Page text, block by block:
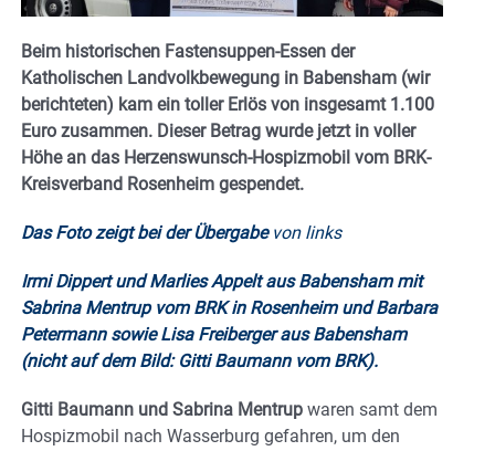
Beim historischen Fastensuppen-Essen der
Katholischen Landvolkbewegung in Babensham (wir
berichteten) kam ein toller Erlös von insgesamt 1.100
Euro zusammen. Dieser Betrag wurde jetzt in voller
Höhe an das Herzenswunsch-Hospizmobil vom BRK-
Kreisverband Rosenheim gespendet.
Das Foto zeigt bei der Übergabe von links
Irmi Dippert und Marlies Appelt aus Babensham mit
Sabrina Mentrup vom BRK in Rosenheim und Barbara
Petermann sowie Lisa Freiberger aus Babensham
(nicht auf dem Bild: Gitti Baumann vom BRK).
Gitti Baumann und Sabrina Mentrup waren samt dem
Hospizmobil nach Wasserburg gefahren, um den